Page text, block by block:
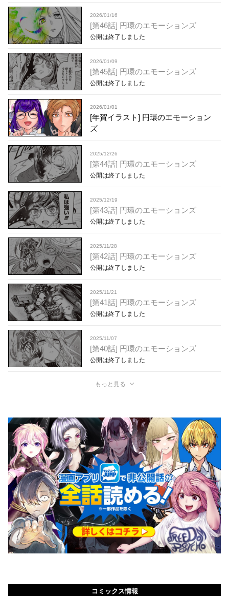
2026/01/16
[第46話] 円環のエモーションズ
公開は終了しました
2026/01/09
[第45話] 円環のエモーションズ
公開は終了しました
2026/01/01
[年賀イラスト] 円環のエモーション
ズ
2025/12/26
[第44話] 円環のエモーションズ
公開は終了しました
2025/12/19
[第43話] 円環のエモーションズ
公開は終了しました
2025/11/28
[第42話] 円環のエモーションズ
公開は終了しました
2025/11/21
[第41話] 円環のエモーションズ
公開は終了しました
2025/11/07
[第40話] 円環のエモーションズ
公開は終了しました
もっと見る
コミックス情報